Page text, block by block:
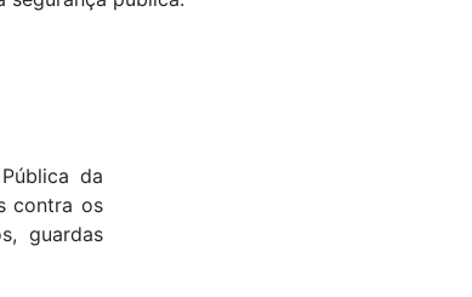
da
contra os
guardas